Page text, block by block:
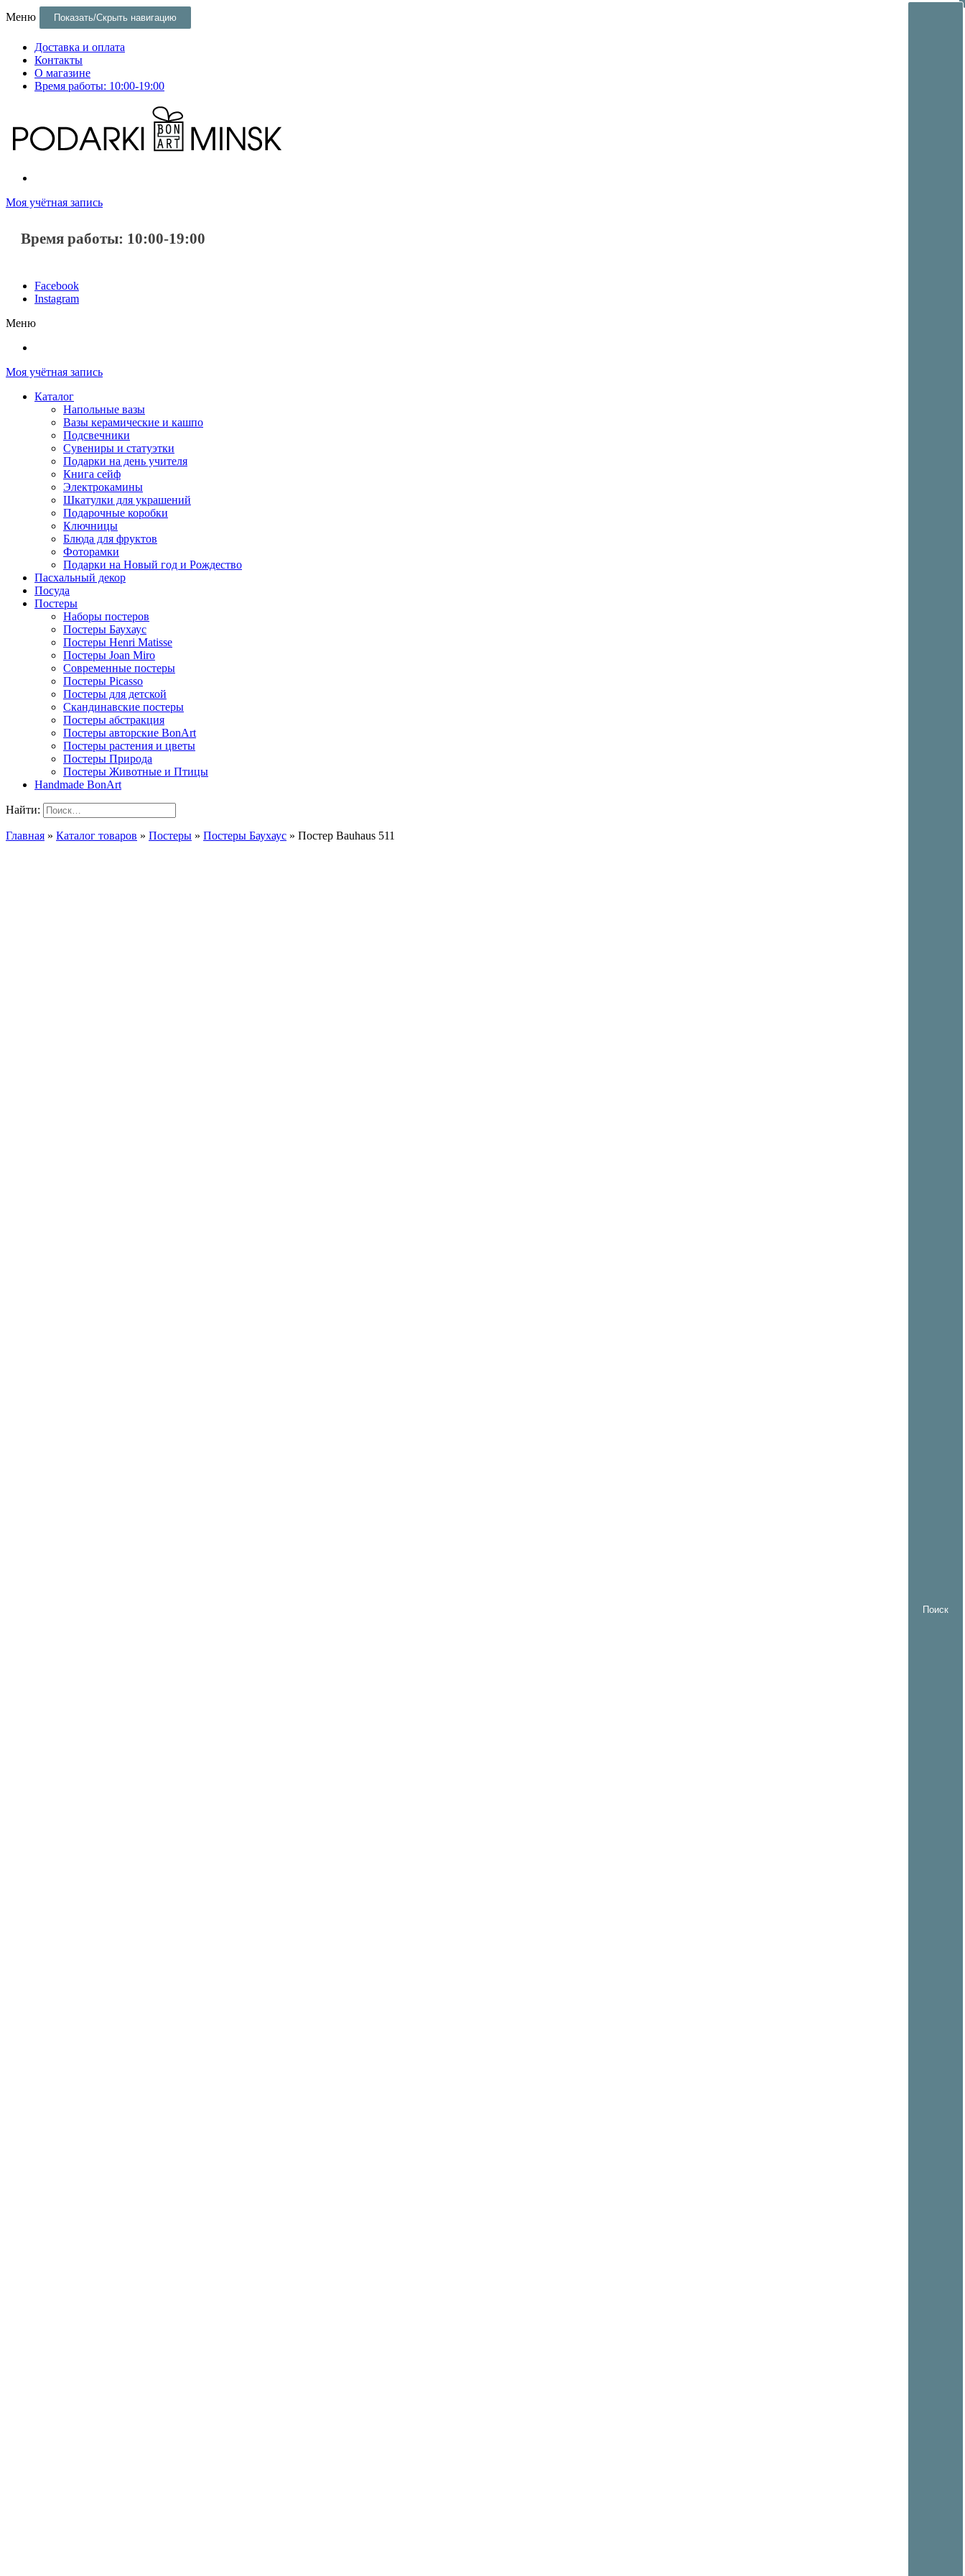
Меню Показать/Скрыть навигацию
Доставка и оплата
Контакты
О магазине
Время работы: 10:00-19:00
Постеры и оригинальные подарки и сувениры в Минске
Постеры и оригинальные подарки в Минске
Моя учётная запись
Время работы: 10:00-19:00
Facebook
Instagram
Меню
Моя учётная запись
Каталог
Напольные вазы
Вазы керамические и кашпо
Подсвечники
Сувениры и статуэтки
Подарки на день учителя
Книга сейф
Электрокамины
Шкатулки для украшений
Подарочные коробки
Ключницы
Блюда для фруктов
Фоторамки
Подарки на Новый год и Рождество
Пасхальный декор
Посуда
Постеры
Наборы постеров
Постеры Баухаус
Постеры Henri Matisse
Постеры Joan Miro
Современные постеры
Постеры Picasso
Постеры для детской
Скандинавские постеры
Постеры абстракция
Постеры авторские BonArt
Постеры растения и цветы
Постеры Природа
Постеры Животные и Птицы
Handmade BonArt
Найти:
Главная » Каталог товаров » Постеры » Постеры Баухаус » Постер Bauhaus 511